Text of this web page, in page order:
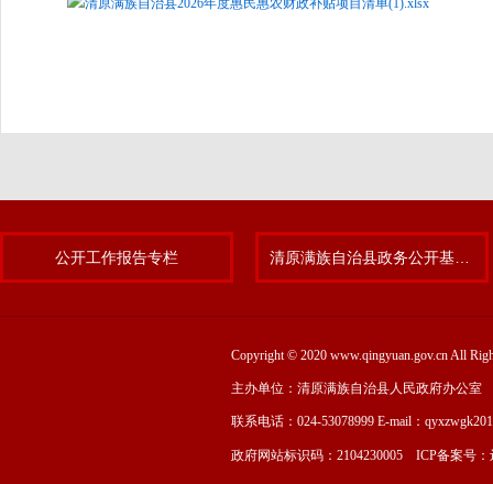
清原满族自治县2026年度惠民惠农财政补贴项目清单(1).xlsx
公开工作报告专栏
Copyright © 2020 www.qingyuan.gov.cn All
主办单位：清原满族自治县人民政府办公室
联系电话：024-53078999 E-mail：
政府网站标识码：2104230005 ICP备案号：